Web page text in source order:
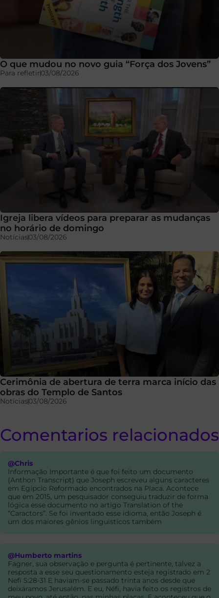
O que mudou no novo guia “Força dos Jovens”
Para refletir03/08/2026
Igreja libera vídeos para preparar as mudanças
no horário de domingo
Notícias03/08/2026
Cerimônia de abertura de terra marca início das
obras do Templo de Santos
Notícias03/08/2026
Comentarios relacionados
@Chris
Informação Importante é que foi feito um documento
(Anthon Transcript) que Joseph escreveu alguns caracteres
em Egípcio Reformado encontrados na Placa. Acontece
que em 2015, um pesquisador conseguiu traduzir de forma
lógica esse documento no artigo Translation of the
“Caractors”. Se foi inventado esse idioma, então Joseph é
um dos maiores gênios linguisticos também
@Humberto martins
Fagner, sua observação e pergunta é pertinente, talvez a
resposta a esse seu questionamento esteja registrado em 2
Nefi 5:28-31 E haviam-se passado trinta anos desde que
deixáramos Jerusalém. E eu, Néfi, havia feito os registros de